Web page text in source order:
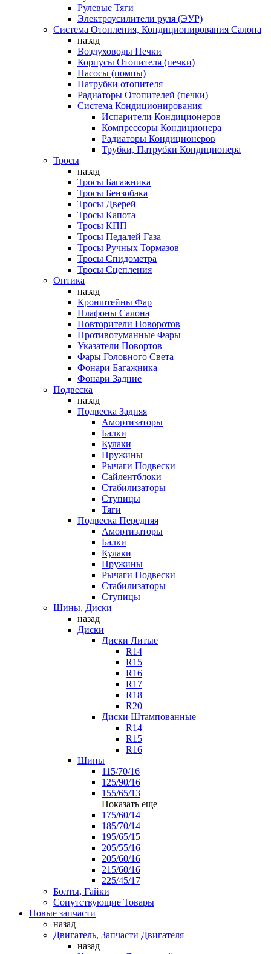
Рулевые Тяги
Электроусилители руля (ЭУР)
Система Отопления, Кондиционирования Салона
назад
Воздуховоды Печки
Корпусы Отопителя (печки)
Насосы (помпы)
Патрубки отопителя
Радиаторы Отопителей (печки)
Система Кондиционирования
Испарители Кондиционеров
Компрессоры Кондиционера
Радиаторы Кондиционеров
Трубки, Патрубки Кондиционера
Тросы
назад
Тросы Багажника
Тросы Бензобака
Тросы Дверей
Тросы Капота
Тросы КПП
Тросы Педалей Газа
Тросы Ручных Тормазов
Тросы Спидометра
Тросы Сцепления
Оптика
назад
Кронштейны Фар
Плафоны Салона
Повторители Поворотов
Противотуманные Фары
Указатели Повортов
Фары Головного Света
Фонари Багажника
Фонари Задние
Подвеска
назад
Подвеска Задняя
Амортизаторы
Балки
Кулаки
Пружины
Рычаги Подвески
Сайлентблоки
Стабилизаторы
Ступицы
Тяги
Подвеска Передняя
Амортизаторы
Балки
Кулаки
Пружины
Рычаги Подвески
Стабилизаторы
Ступицы
Шины, Диски
назад
Диски
Диски Литые
R14
R15
R16
R17
R18
R20
Диски Штампованные
R14
R15
R16
Шины
115/70/16
125/90/16
155/65/13
Показать еще
175/60/14
185/70/14
195/65/15
205/55/16
205/60/16
215/60/16
225/45/17
Болты, Гайки
Сопутствующие Товары
Новые запчасти
назад
Двигатель, Запчасти Двигателя
назад